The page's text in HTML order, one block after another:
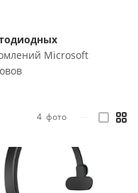
Microsoft
4 фото